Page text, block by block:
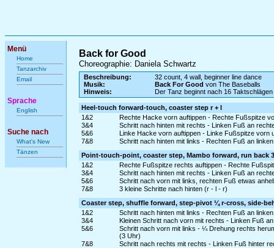
Menü
Home
Tanzarchiv
Email
Sprache
English
Suche nach
What's New
Tänzen
Back for Good
Choreographie: Daniela Schwartz
Beschreibung:
32 count, 4 wall, beginner line dance
Musik:
Back For Good von The Baseballs
Hinweis:
Der Tanz beginnt nach 16 Taktschlägen
Heel-touch forward-touch, coaster step r + l
1&2
Rechte Hacke vorn auftippen - Rechte Fußspitze
3&4
Schritt nach hinten mit rechts - Linken Fuß an
5&6
Linke Hacke vorn auftippen - Linke Fußspitze vorn
7&8
Schritt nach hinten mit links - Rechten Fuß an
Point-touch-point, coaster step, Mambo forward, run back 3
1&2
Rechte Fußspitze rechts auftippen - Rechte
3&4
Schritt nach hinten mit rechts - Linken Fuß an
5&6
Schritt nach vorn mit links, rechten Fuß etwas
7&8
3 kleine Schritte nach hinten (r - l - r)
Coaster step, shuffle forward, step-pivot ¼ r-cross, side-
1&2
Schritt nach hinten mit links - Rechten Fuß an
3&4
Kleinen Schritt nach vorn mit rechts - Linken Fuß
5&6
Schritt nach vorn mit links - ¼ Drehung rechts
(3 Uhr)
7&8
Schritt nach rechts mit rechts - Linken Fuß hinter